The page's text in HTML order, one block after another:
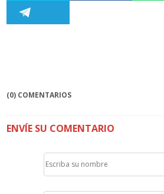
(0) COMENTARIOS
ENVÍE SU COMENTARIO